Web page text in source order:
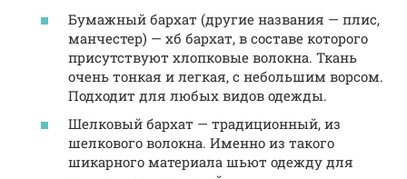
Бумажный бархат (другие названия — плис,
манчестер) — хб бархат, в составе которого
присутствуют хлопковые волокна. Ткань
очень тонкая и легкая, с небольшим ворсом.
Подходит для любых видов одежды.
Шелковый бархат — традиционный, из
шелкового волокна. Именно из такого
шикарного материала шьют одежду для